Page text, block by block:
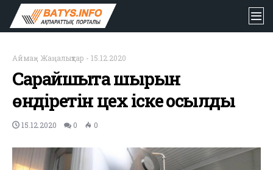
Аймақ- Жаңалықтар - 15.12.2020
Сарайшықта шырын
өндіретін цех іске қосылды
15.12.2020 0 0